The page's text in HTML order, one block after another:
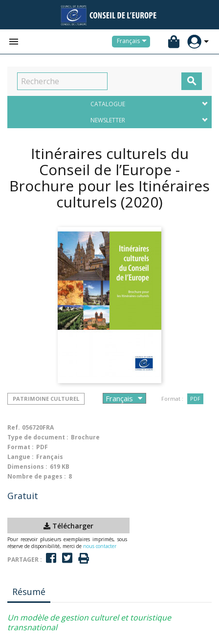
 Français

CATALOGUE
NEWSLETTER
Itinéraires culturels du
Conseil de l’Europe -
Brochure pour les Itinéraires
culturels (2020)
PATRIMOINE CULTUREL Format : PDF
Ref. 056720FRA
Type de document : Brochure
Format : PDF
Langue : Français
Dimensions : 619 KB
Nombre de pages : 8
Gratuit
Télécharger
Pour recevoir plusieurs exemplaires imprimés, sous
réserve de disponibilité, merci de nous contacter
PARTAGER :
Résumé
Un modèle de gestion culturel et touristique
transnational